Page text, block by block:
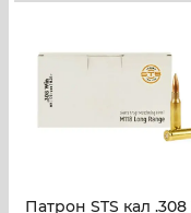
Патрон STS кал